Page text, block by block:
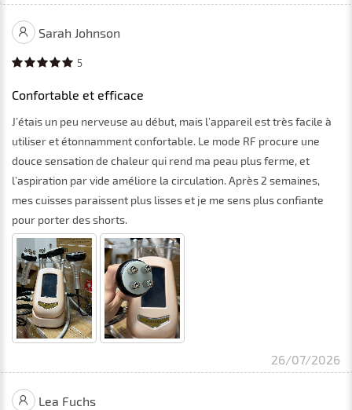
Sarah Johnson
5
Confortable et efficace
J’étais un peu nerveuse au début, mais l’appareil est très facile à
utiliser et étonnamment confortable. Le mode RF procure une
douce sensation de chaleur qui rend ma peau plus ferme, et
l’aspiration par vide améliore la circulation. Après 2 semaines,
mes cuisses paraissent plus lisses et je me sens plus confiante
pour porter des shorts.
26/07/2026
Lea Fuchs